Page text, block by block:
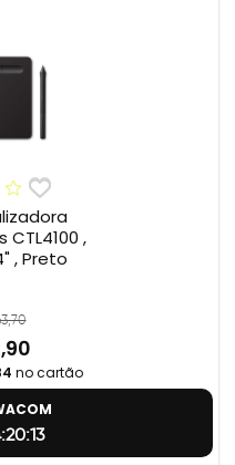
,
, Preto
no cartão